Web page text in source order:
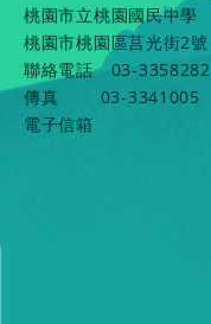
桃園市立桃園國民中學
桃園市桃園區莒光街2號
聯絡電話
03-3358282
傳真
03-3341005
電子信箱